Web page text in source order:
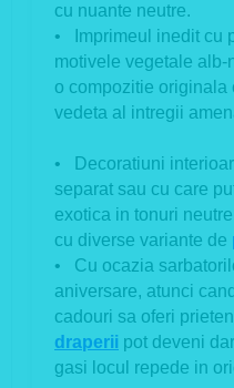
cu nuante neutre.
• Imprimeul inedit cu
motivele vegetale alb-
o compozitie originala
vedeta al intregii
• Decoratiuni
separat sau cu care
exotica in tonuri
cu diverse variante de
• Cu ocazia
aniversare, atunci
cadouri sa oferi
draperii pot deveni
gasi locul repede in